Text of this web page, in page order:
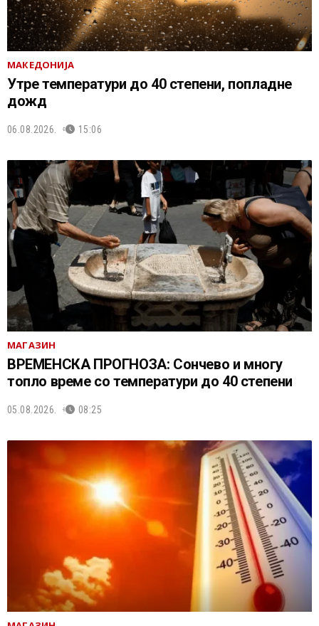
МАКЕДОНИЈА
Утре температури до 40 степени, попладне
дожд
06.08.2026. 15:06
МАГАЗИН
ВРЕМЕНСКА ПРОГНОЗА: Сончево и многу
топло време со температури до 40 степени
05.08.2026. 08:25